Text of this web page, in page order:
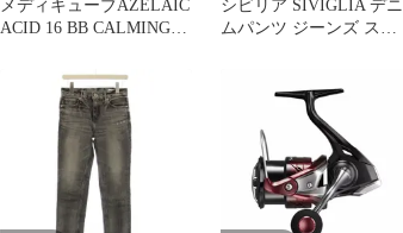
メディキューブAZELAIC
ACID 16 BB CALMING
シビリア SIVIGLIA デニ
ムパンツ ジーンズ スト